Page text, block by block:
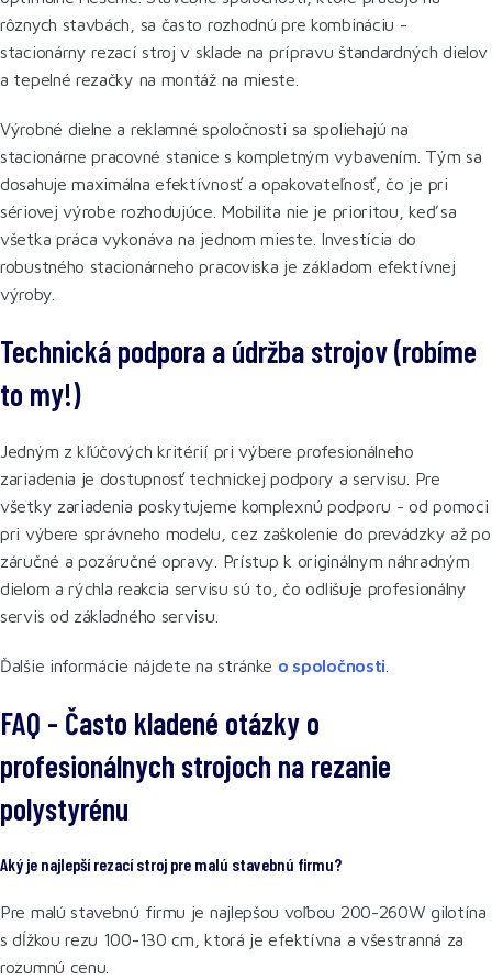
rôznych stavbách, sa často rozhodnú pre kombináciu -
stacionárny rezací stroj v sklade na prípravu štandardných dielov
a tepelné rezačky na montáž na mieste.
Výrobné dielne a reklamné spoločnosti sa spoliehajú na
stacionárne pracovné stanice s kompletným vybavením. Tým sa
dosahuje maximálna efektívnosť a opakovateľnosť, čo je pri
sériovej výrobe rozhodujúce. Mobilita nie je prioritou, keď sa
všetka práca vykonáva na jednom mieste. Investícia do
robustného stacionárneho pracoviska je základom efektívnej
výroby.
Technická podpora a údržba strojov (robíme
to my!)
Jedným z kľúčových kritérií pri výbere profesionálneho
zariadenia je dostupnosť technickej podpory a servisu. Pre
všetky zariadenia poskytujeme komplexnú podporu - od pomoci
pri výbere správneho modelu, cez zaškolenie do prevádzky až po
záručné a pozáručné opravy. Prístup k originálnym náhradným
dielom a rýchla reakcia servisu sú to, čo odlišuje profesionálny
servis od základného servisu.
Ďalšie informácie nájdete na stránke o spoločnosti
FAQ - Často kladené otázky o
profesionálnych strojoch na rezanie
polystyrénu
Aký je najlepší rezací stroj pre malú stavebnú firmu?
Pre malú stavebnú firmu je najlepšou voľbou 200-260W gilotína
s dĺžkou rezu 100-130 cm, ktorá je efektívna a všestranná za
rozumnú cenu.